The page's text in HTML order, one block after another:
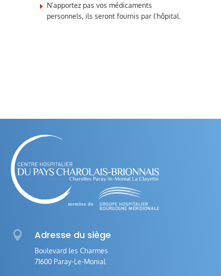
N’apportez pas vos médicaments
personnels, ils seront fournis par l’hôpital.
 Adresse du siège
Boulevard les Charmes
71600 Paray-Le-Monial